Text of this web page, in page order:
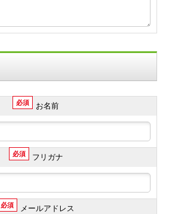
必須 お名前
必須 フリガナ
必須 メールアドレス